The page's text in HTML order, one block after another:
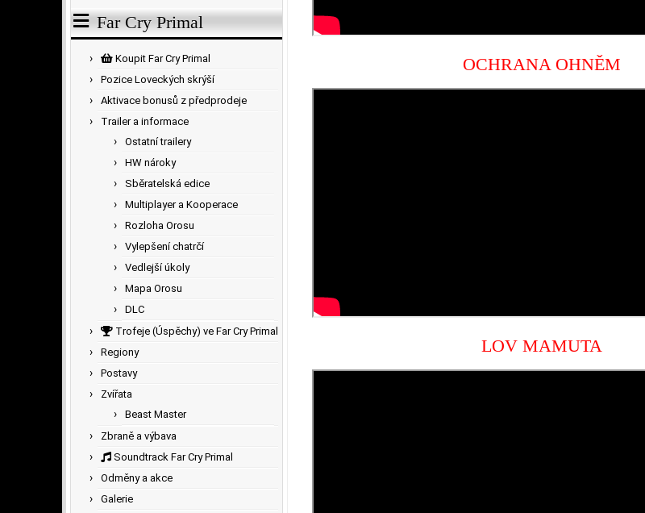
Far Cry Primal
Koupit Far Cry Primal
Pozice Loveckých skrýší
Aktivace bonusů z předprodeje
Trailer a informace
Ostatní trailery
HW nároky
Sběratelská edice
Multiplayer a Kooperace
Rozloha Orosu
Vylepšení chatrčí
Vedlejší úkoly
Mapa Orosu
DLC
Trofeje (Úspěchy) ve Far Cry Primal
Regiony
Postavy
Zvířata
Beast Master
Zbraně a výbava
Soundtrack Far Cry Primal
Odměny a akce
Galerie
OCHRANA OHNĚM
LOV MAMUTA